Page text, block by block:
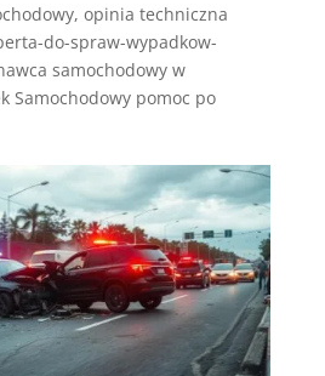
, opinia techniczna
do-spraw-wypadkow-
samochodowy w
Samochodowy pomoc po